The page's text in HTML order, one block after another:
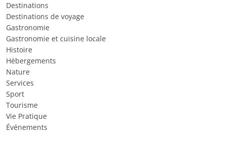
Destinations
Destinations de voyage
Gastronomie
Gastronomie et cuisine locale
Histoire
Hébergements
Nature
Services
Sport
Tourisme
Vie Pratique
Événements